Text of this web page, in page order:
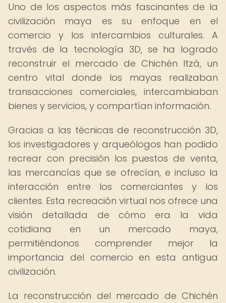
Uno de los aspectos más fascinantes de la
civilización maya es su enfoque en el
comercio y los intercambios culturales. A
través de la tecnología 3D, se ha logrado
reconstruir el mercado de Chichén Itzá, un
centro vital donde los mayas realizaban
transacciones comerciales, intercambiaban
bienes y servicios, y compartían información.
Gracias a las técnicas de reconstrucción 3D,
los investigadores y arqueólogos han podido
recrear con precisión los puestos de venta,
las mercancías que se ofrecían, e incluso la
interacción entre los comerciantes y los
clientes. Esta recreación virtual nos ofrece una
visión detallada de cómo era la vida
cotidiana en un mercado maya,
permitiéndonos comprender mejor la
importancia del comercio en esta antigua
civilización.
La reconstrucción del mercado de Chichén